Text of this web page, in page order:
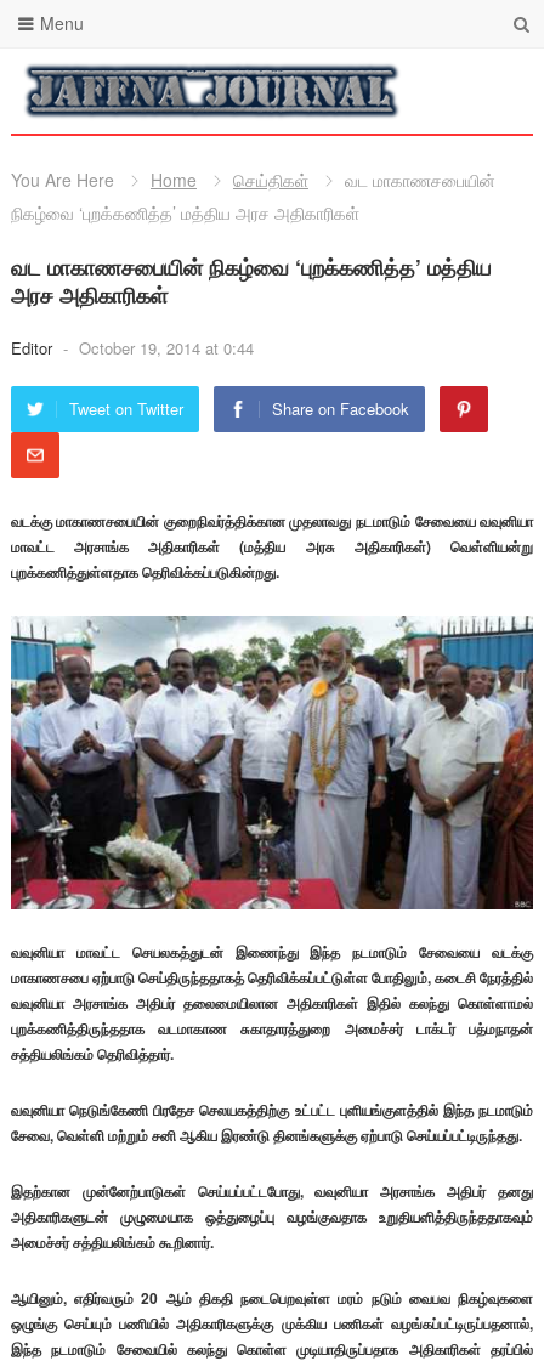
Menu
You Are Here Home செய்திகள்
வட மாகாணசபையின்
நிகழ்வை ‘புறக்கணித்த’ மத்திய அரச அதிகாரிகள்
வட மாகாணசபையின் நிகழ்வை ‘புறக்கணித்த’ மத்திய
அரச அதிகாரிகள்
Editor - October 19, 2014 at 0:44
Tweet on Twitter Share on Facebook
வடக்கு மாகாணசபையின் குறைநிவர்த்திக்கான முதலாவது நடமாடும் சேவையை வவுனியா
மாவட்ட அரசாங்க அதிகாரிகள் (மத்திய அரசு அதிகாரிகள்) வெள்ளியன்று
புறக்கணித்துள்ளதாக தெரிவிக்கப்படுகின்றது.
வவுனியா மாவட்ட செயலகத்துடன் இணைந்து இந்த நடமாடும் சேவையை வடக்கு
மாகாணசபை ஏற்பாடு செய்திருந்ததாகத் தெரிவிக்கப்பட்டுள்ள போதிலும், கடைசி நேரத்தில்
வவுனியா அரசாங்க அதிபர் தலைமையிலான அதிகாரிகள் இதில் கலந்து கொள்ளாமல்
புறக்கணித்திருந்ததாக வடமாகாண சுகாதாரத்துறை அமைச்சர் டாக்டர் பத்மநாதன்
சத்தியலிங்கம் தெரிவித்தார்.
வவுனியா நெடுங்கேணி பிரதேச செலயகத்திற்கு உட்பட்ட புளியங்குளத்தில் இந்த நடமாடும்
சேவை, வெள்ளி மற்றும் சனி ஆகிய இரண்டு தினங்களுக்கு ஏற்பாடு செய்யப்பட்டிருந்தது.
இதற்கான முன்னேற்பாடுகள் செய்யப்பட்டபோது, வவுனியா அரசாங்க அதிபர் தனது
அதிகாரிகளுடன் முழுமையாக ஒத்துழைப்பு வழங்குவதாக உறுதியளித்திருந்ததாகவும்
அமைச்சர் சத்தியலிங்கம் கூறினார்.
ஆயினும், எதிர்வரும் 20 ஆம் திகதி நடைபெறவுள்ள மரம் நடும் வைபவ நிகழ்வுகளை
ஒழுங்கு செய்யும் பணியில் அதிகாரிகளுக்கு முக்கிய பணிகள் வழங்கப்பட்டிருப்பதனால்,
இந்த நடமாடும் சேவையில் கலந்து கொள்ள முடியாதிருப்பதாக அதிகாரிகள் தரப்பில்